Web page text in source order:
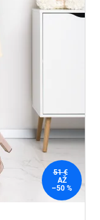
51 €
AŽ
–50 %